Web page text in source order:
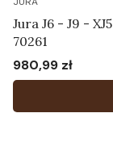
Jura J6 - J9 -
70261
Cena
980,99 zł